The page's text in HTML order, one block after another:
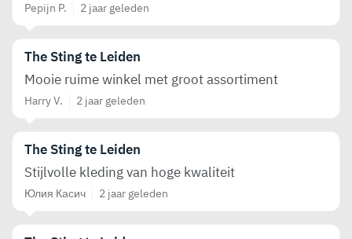
Pepijn P. 2 jaar geleden
The Sting te Leiden
Mooie ruime winkel met groot assortiment
Harry V. 2 jaar geleden
The Sting te Leiden
Stijlvolle kleding van hoge kwaliteit
Юлия Касич 2 jaar geleden